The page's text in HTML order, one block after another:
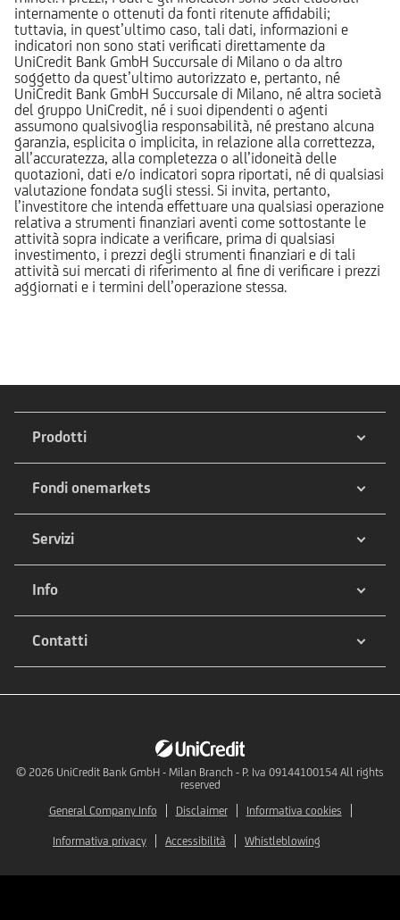
internamente o ottenuti da fonti ritenute affidabili;
tuttavia, in quest’ultimo caso, tali dati, informazioni e
indicatori non sono stati verificati direttamente da
UniCredit Bank GmbH Succursale di Milano o da altro
soggetto da quest’ultimo autorizzato e, pertanto, né
UniCredit Bank GmbH Succursale di Milano, né altra società
del gruppo UniCredit, né i suoi dipendenti o agenti
assumono qualsivoglia responsabilità, né prestano alcuna
garanzia, esplicita o implicita, in relazione alla correttezza,
all’accuratezza, alla completezza o all’idoneità delle
quotazioni, dati e/o indicatori sopra riportati, né di qualsiasi
valutazione fondata sugli stessi. Si invita, pertanto,
l’investitore che intenda effettuare una qualsiasi operazione
relativa a strumenti finanziari aventi come sottostante le
attività sopra indicate a verificare, prima di qualsiasi
investimento, i prezzi degli strumenti finanziari e di tali
attività sui mercati di riferimento al fine di verificare i prezzi
aggiornati e i termini dell’operazione stessa.
Prodotti
Fondi onemarkets
Servizi
Info
Contatti
© 2026 UniCredit Bank GmbH - Milan Branch - P. Iva 09144100154 All rights
reserved
General Company Info
Disclaimer Informativa cookies
Informativa privacy Accessibilità Whistleblowing